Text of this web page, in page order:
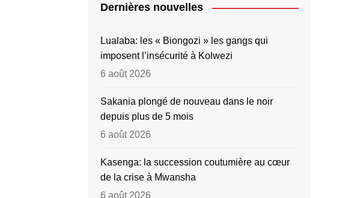
Dernières nouvelles
Lualaba: les « Biongozi » les gangs qui
imposent l’insécurité à Kolwezi
6 août 2026
Sakania plongé de nouveau dans le noir
depuis plus de 5 mois
6 août 2026
Kasenga: la succession coutumière au cœur
de la crise à Mwansha
6 août 2026